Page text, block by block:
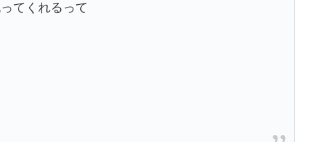
てくれるって